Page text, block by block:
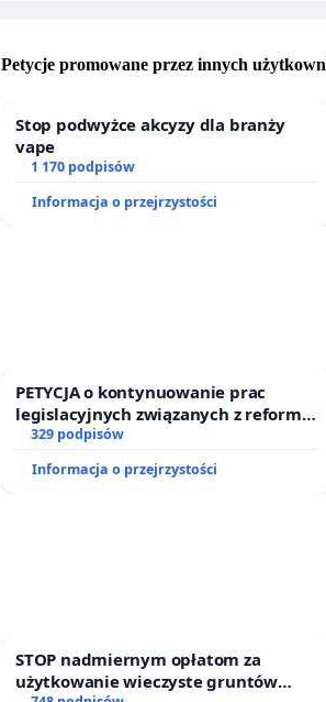
Petycje promowane przez innych
Stop podwyżce akcyzy dla branży
vape
1 170 podpisów
Informacja o przejrzystości
PETYCJA o kontynuowanie prac
legislacyjnych związanych z reformą
prawa rodzinnego
329 podpisów
Informacja o przejrzystości
STOP nadmiernym opłatom za
użytkowanie wieczyste gruntów